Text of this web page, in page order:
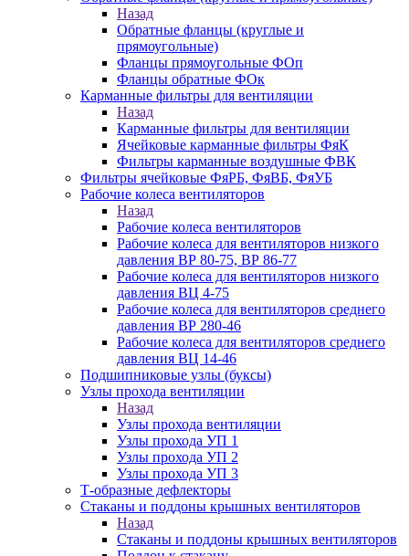
Назад
Обратные фланцы (круглые и
прямоугольные)
Фланцы прямоугольные ФОп
Фланцы обратные ФОк
Карманные фильтры для вентиляции
Назад
Карманные фильтры для вентиляции
Ячейковые карманные фильтры ФяК
Фильтры карманные воздушные ФВК
Фильтры ячейковые ФяРБ, ФяВБ, ФяУБ
Рабочие колеса вентиляторов
Назад
Рабочие колеса вентиляторов
Рабочие колеса для вентиляторов низкого
давления ВР 80-75, ВР 86-77
Рабочие колеса для вентиляторов низкого
давления ВЦ 4-75
Рабочие колеса для вентиляторов среднего
давления ВР 280-46
Рабочие колеса для вентиляторов среднего
давления ВЦ 14-46
Подшипниковые узлы (буксы)
Узлы прохода вентиляции
Назад
Узлы прохода вентиляции
Узлы прохода УП 1
Узлы прохода УП 2
Узлы прохода УП 3
Т-образные дефлекторы
Стаканы и поддоны крышных вентиляторов
Назад
Стаканы и поддоны крышных вентиляторов